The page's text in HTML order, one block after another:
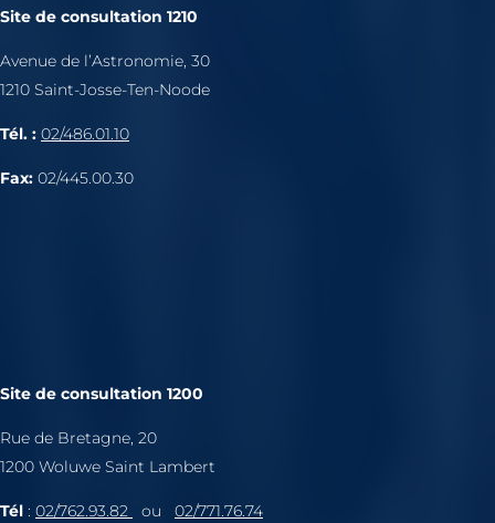
Site de consultation 1210
Avenue de l’Astronomie, 30
1210 Saint-Josse-Ten-Noode
Tél. : 02/486.01.10
Fax: 02/445.00.30
Site de consultation 1200
Rue de Bretagne, 20
1200 Woluwe Saint Lambert
Tél : 02/762.93.82 ou 02/771.76.74